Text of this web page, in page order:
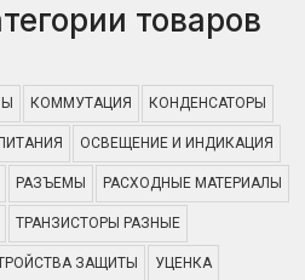
товаров
КОММУТАЦИЯ КОНДЕНСАТОРЫ
ОСВЕЩЕНИЕ И ИНДИКАЦИЯ
РАЗЪЕМЫ РАСХОДНЫЕ МАТЕРИАЛЫ
ТРАНЗИСТОРЫ РАЗНЫЕ
ЗАЩИТЫ УЦЕНКА